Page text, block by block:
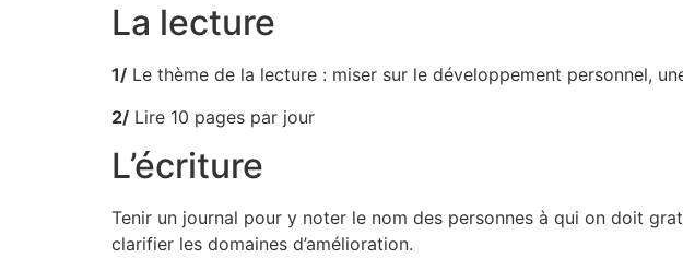
La lecture
1/ Le thème de la lecture : miser sur le développement personnel,
2/ Lire 10 pages par jour
L’écriture
Tenir un journal pour y noter le nom des personnes à qui on doit
clarifier les domaines d’amélioration.